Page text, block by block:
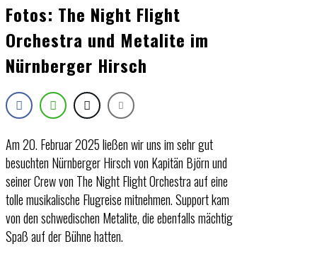
Fotos: The Night Flight
Orchestra und Metalite im
Nürnberger Hirsch
Am 20. Februar 2025 ließen wir uns im sehr gut
besuchten Nürnberger Hirsch von Kapitän Björn und
seiner Crew von The Night Flight Orchestra auf eine
tolle musikalische Flugreise mitnehmen. Support kam
von den schwedischen Metalite, die ebenfalls mächtig
Spaß auf der Bühne hatten.